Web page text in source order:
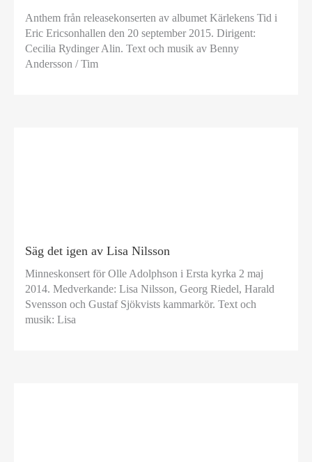
Anthem från releasekonserten av albumet Kärlekens Tid i
Eric Ericsonhallen den 20 september 2015. Dirigent:
Cecilia Rydinger Alin. Text och musik av Benny
Andersson / Tim
Säg det igen av Lisa Nilsson
Minneskonsert för Olle Adolphson i Ersta kyrka 2 maj
2014. Medverkande: Lisa Nilsson, Georg Riedel, Harald
Svensson och Gustaf Sjökvists kammarkör. Text och
musik: Lisa